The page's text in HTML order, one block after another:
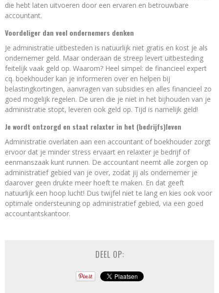
die hebt laten uitvoeren door een ervaren en betrouwbare
accountant.
Voordeliger dan veel ondernemers denken
Je administratie uitbesteden is natuurlijk niet gratis en kost je als
ondernemer geld. Maar onderaan de streep levert uitbesteding
feitelijk vaak geld op. Waarom? Heel simpel: de financieel expert
cq. boekhouder kan je informeren over en helpen bij
belastingkortingen, aanvragen van subsidies en alles financieel zo
goed mogelijk regelen. De uren die je niet in het bijhouden van je
administratie stopt, leveren ook geld op. Tijd is namelijk geld!
Je wordt ontzorgd en staat relaxter in het (bedrijfs)leven
Administratie overlaten aan een accountant of boekhouder zorgt
ervoor dat je minder stress ervaart en relaxter je bedrijf of
eenmanszaak kunt runnen. De accountant neemt alle zorgen op
administratief gebied van je over, zodat jij als ondernemer je
daarover geen drukte meer hoeft te maken. En dat geeft
natuurlijk een hoop lucht! Dus twijfel niet te lang en kies ook voor
optimale ondersteuning op administratief gebied, via een goed
accountantskantoor.
DEEL OP: